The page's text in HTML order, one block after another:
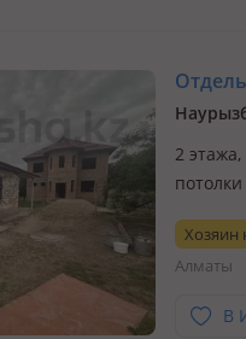
2
Первый
Хозяин
Алматы
В